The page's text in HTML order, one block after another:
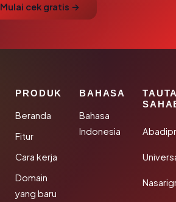
Mulai cek gratis →
PRODUK
Beranda
Fitur
Cara kerja
Domain
yang baru
BAHASA
Bahasa
Indonesia